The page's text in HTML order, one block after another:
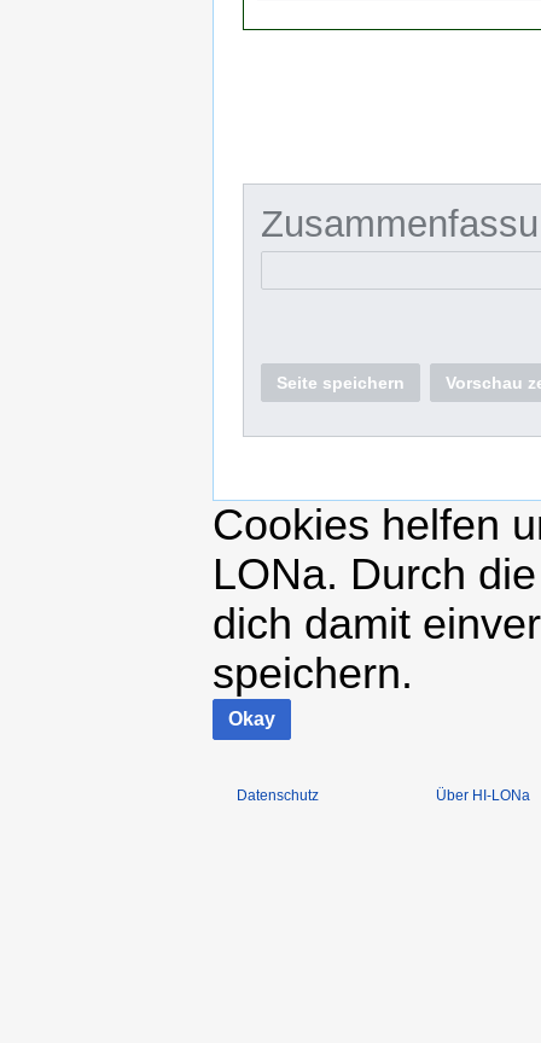
Seite speichern Vorschau
Cookies helfen
LONa. Durch
dich damit
speichern.
Okay
Datenschutz Über HI-LONa